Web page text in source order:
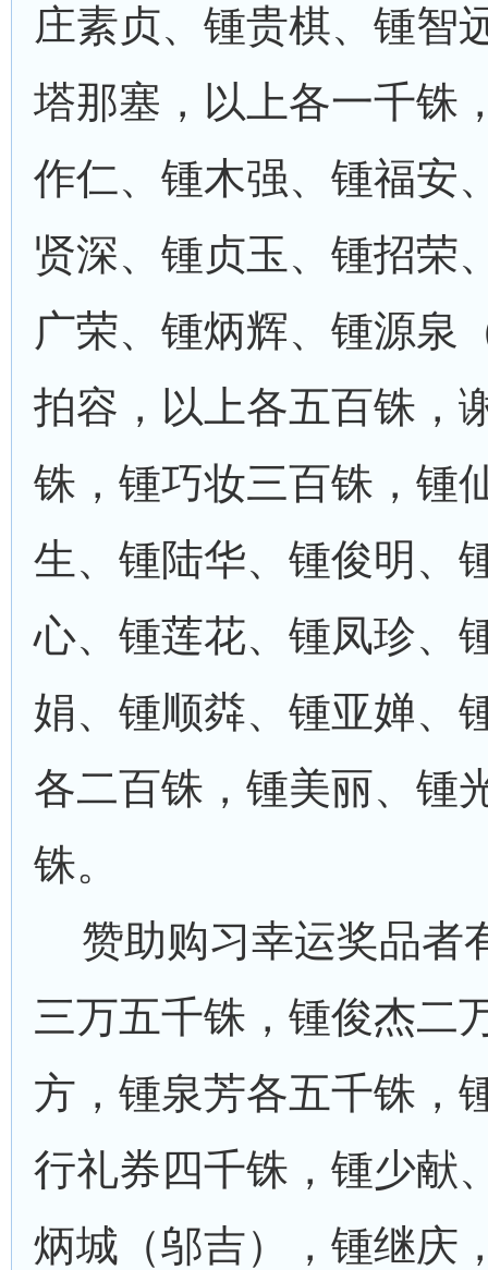
庄素贞、锺贵棋、锺智
塔那塞，以上各一千铢
作仁、锺木强、锺福安
贤深、锺贞玉、锺招荣
广荣、锺炳辉、锺源泉
拍容，以上各五百铢，
铢，锺巧妆三百铢，锺
生、锺陆华、锺俊明、
心、锺莲花、锺凤珍、
娟、锺顺粦、锺亚婵、
各二百铢，锺美丽、锺
铢。
赞助购习幸运奖品者
三万五千铢，锺俊杰二
方，锺泉芳各五千铢，
行礼券四千铢，锺少献
炳城（邬吉），锺继庆